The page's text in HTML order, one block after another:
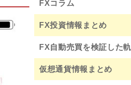
FXコラム
FX投資情報まとめ
FX自動売買を検証した
仮想通貨情報まとめ